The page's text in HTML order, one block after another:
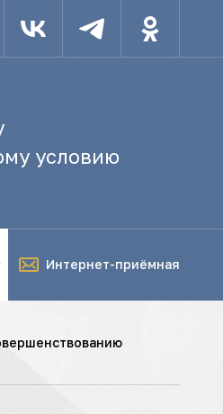
условию
Интернет-приёмная